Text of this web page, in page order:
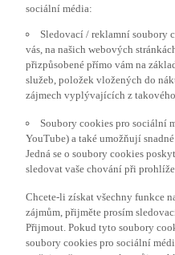
sociální média:
Sledovací / reklamní soubory
vás, na našich webových
přizpůsobené přímo vám na
služeb, položek vložených do
zájmech vyplývajících z
Soubory cookies pro sociální
YouTube) a také umožňují
Jedná se o soubory cookies
sledovat vaše chování při
Chcete-li získat všechny funkce
zájmům, přijměte prosím
Přijmout. Pokud tyto soubory
soubory cookies pro sociální